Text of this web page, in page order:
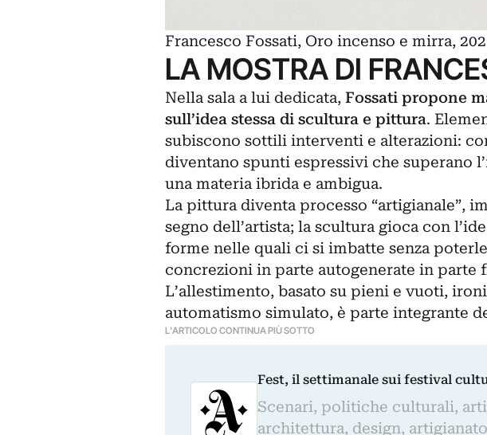
Francesco Fossati, Oro incenso e mirra,
LA MOSTRA DI
Nella sala a lui dedicata, Fossati propone
sull’idea stessa di scultura e pittura.
subiscono sottili interventi e alterazioni:
diventano spunti espressivi che superano
una materia ibrida e ambigua.
La pittura diventa processo “artigianale”,
segno dell’artista; la scultura gioca con
forme nelle quali ci si imbatte senza
concrezioni in parte autogenerate in parte
L’allestimento, basato su pieni e vuoti,
automatismo simulato, è parte integrante
L'ARTICOLO CONTINUA PIÙ SOTTO
Fest, il settimanale sui festival
Scenari, politiche culturali,
architettura, design,